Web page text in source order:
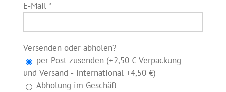
E-Mail *
Versenden oder abholen?
per Post zusenden (+2,50 € Verpackung
und Versand - international +4,50 €)
Abholung im Geschäft